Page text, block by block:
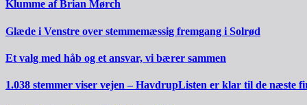
Klumme af Brian Mørch
Glæde i Venstre over stemmemæssig fremgang i Solrød
Et valg med håb og et ansvar, vi bærer sammen
1.038 stemmer viser vejen – HavdrupListen er klar til de næste